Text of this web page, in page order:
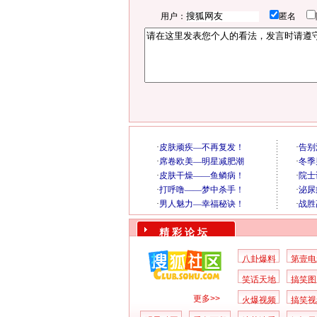
用户： 匿名
精 彩 论 坛
更多>>
八卦爆料 第壹
笑话天地 搞笑
火爆视频 搞笑